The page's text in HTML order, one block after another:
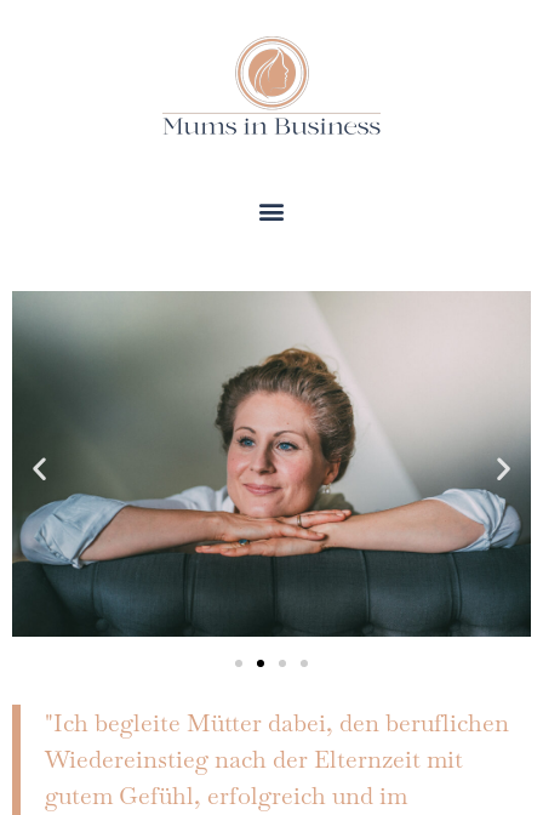
"Ich begleite Mütter dabei, den beruflichen
Wiedereinstieg nach der Elternzeit mit
gutem Gefühl, erfolgreich und im